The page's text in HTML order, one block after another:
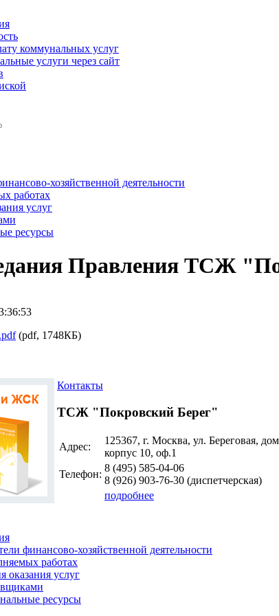
коммунальных услуг
услуги через сайт
хозяйственной деятельности
работах
услуг
ресурсы
Правления ТСЖ
(pdf, 1748КБ)
Контакты
ТСЖ "Покровский Берег"
Адрес:
125367, г. Москва, ул. Береговая,
корпус 10, оф.1
Телефон:
8 (495) 585-04-06
8 (926) 903-76-30 (диспетчерская)
подробнее
финансово-хозяйственной деятельности
работах
оказания услуг
ресурсы